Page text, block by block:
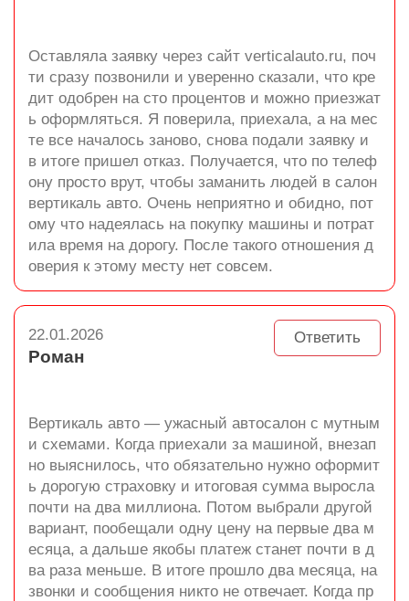
Оставляла заявку через сайт verticalauto.ru, поч
ти сразу позвонили и уверенно сказали, что кре
дит одобрен на сто процентов и можно приезжат
ь оформляться. Я поверила, приехала, а на мес
те все началось заново, снова подали заявку и
в итоге пришел отказ. Получается, что по телеф
ону просто врут, чтобы заманить людей в салон
вертикаль авто. Очень неприятно и обидно, пот
ому что надеялась на покупку машины и потрат
ила время на дорогу. После такого отношения д
оверия к этому месту нет совсем.
Ответить
22.01.2026
Роман
Вертикаль авто — ужасный автосалон с мутным
и схемами. Когда приехали за машиной, внезап
но выяснилось, что обязательно нужно оформит
ь дорогую страховку и итоговая сумма выросла
почти на два миллиона. Потом выбрали другой
вариант, пообещали одну цену на первые два м
есяца, а дальше якобы платеж станет почти в д
ва раза меньше. В итоге прошло два месяца, на
звонки и сообщения никто не отвечает. Когда пр